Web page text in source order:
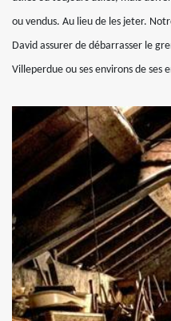
ou vendus. Au lieu de les jeter.
David assurer de débarrasser le
Villeperdue ou ses environs de ses